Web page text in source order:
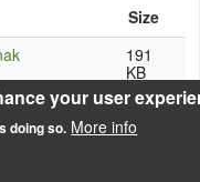
Size
191
KB
your user
doing so. More info